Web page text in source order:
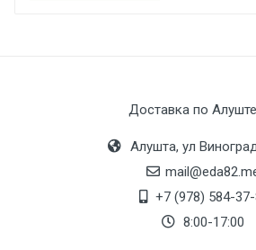
Доставка по Алуште
Алушта, ул
+7 (978) 584-
8:00-17:00